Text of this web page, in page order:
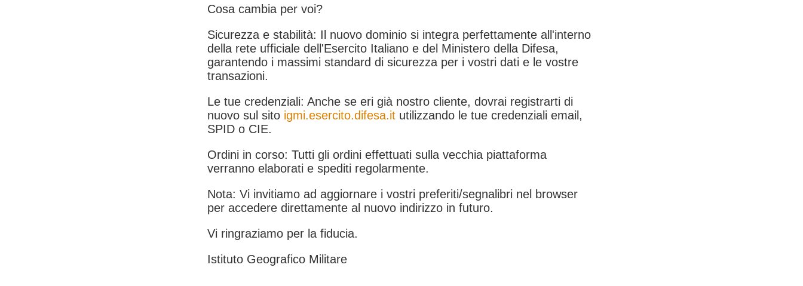
Cosa cambia per voi?
Sicurezza e stabilità: Il nuovo dominio si integra perfettamente all'interno
della rete ufficiale dell'Esercito Italiano e del Ministero della Difesa,
garantendo i massimi standard di sicurezza per i vostri dati e le vostre
transazioni.
Le tue credenziali: Anche se eri già nostro cliente, dovrai registrarti di
nuovo sul sito igmi.esercito.difesa.it utilizzando le tue credenziali email,
SPID o CIE.
Ordini in corso: Tutti gli ordini effettuati sulla vecchia piattaforma
verranno elaborati e spediti regolarmente.
Nota: Vi invitiamo ad aggiornare i vostri preferiti/segnalibri nel browser
per accedere direttamente al nuovo indirizzo in futuro.
Vi ringraziamo per la fiducia.
Istituto Geografico Militare